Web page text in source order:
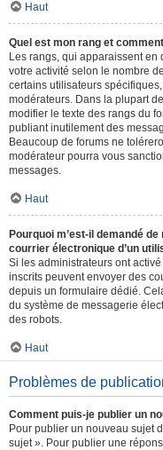
Haut
Quel est mon rang et
Les rangs, qui apparaissent en
votre activité selon le nombre
certains utilisateurs
modérateurs. Dans la plupart
modifier le texte des rangs du
publiant inutilement des
Beaucoup de forums ne
modérateur pourra vous
messages.
Haut
Pourquoi m’est-il demandé
courrier électronique d’un
Si les administrateurs ont
inscrits peuvent envoyer des
depuis un formulaire dédié.
du système de messagerie
des robots.
Haut
Problèmes de
Comment puis-je publier un
Pour publier un nouveau sujet
sujet ». Pour publier une